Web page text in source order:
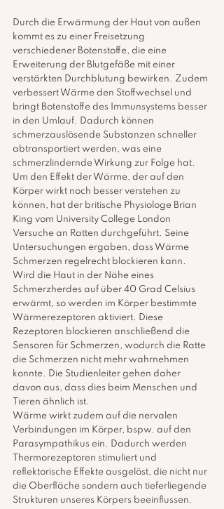
Durch die Erwärmung der Haut von außen
kommt es zu einer Freisetzung
verschiedener Botenstoffe, die eine
Erweiterung der Blutgefäße mit einer
verstärkten Durchblutung bewirken. Zudem
verbessert Wärme den Stoffwechsel und
bringt Botenstoffe des Immunsystems besser
in den Umlauf. Dadurch können
schmerzauslösende Substanzen schneller
abtransportiert werden, was eine
schmerzlindernde Wirkung zur Folge hat.
Um den Effekt der Wärme, der auf den
Körper wirkt noch besser verstehen zu
können, hat der britische Physiologe Brian
King vom University College London
Versuche an Ratten durchgeführt. Seine
Untersuchungen ergaben, dass Wärme
Schmerzen regelrecht blockieren kann.
Wird die Haut in der Nähe eines
Schmerzherdes auf über 40 Grad Celsius
erwärmt, so werden im Körper bestimmte
Wärmerezeptoren aktiviert. Diese
Rezeptoren blockieren anschließend die
Sensoren für Schmerzen, wodurch die Ratte
die Schmerzen nicht mehr wahrnehmen
konnte. Die Studienleiter gehen daher
davon aus, dass dies beim Menschen und
Tieren ähnlich ist.
Wärme wirkt zudem auf die nervalen
Verbindungen im Körper, bspw. auf den
Parasympathikus ein. Dadurch werden
Thermorezeptoren stimuliert und
reflektorische Effekte ausgelöst, die nicht nur
die Oberfläche sondern auch tieferliegende
Strukturen unseres Körpers beeinflussen.